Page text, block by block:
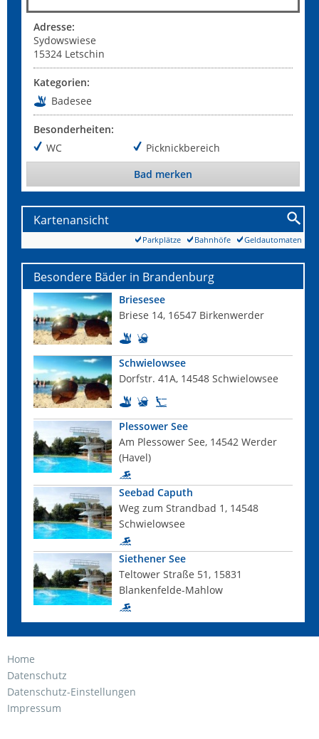
Adresse:
Sydowswiese
15324 Letschin
Kategorien:
Badesee
Besonderheiten:
WC
Picknickbereich
Bad merken
Kartenansicht
Geldautomaten
Bahnhöfe
Parkplätze
Besondere Bäder in Brandenburg
Briesesee
Briese 14, 16547 Birkenwerder
Schwielowsee
Dorfstr. 41A, 14548 Schwielowsee
Plessower See
Am Plessower See, 14542 Werder
(Havel)
Seebad Caputh
Weg zum Strandbad 1, 14548
Schwielowsee
Siethener See
Teltower Straße 51, 15831
Blankenfelde-Mahlow
Home
Datenschutz
Datenschutz-Einstellungen
Impressum